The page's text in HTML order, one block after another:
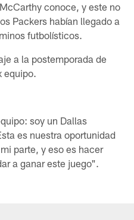
conoce, y este no
Packers habían llegado a
futbolísticos.
a la postemporada de
equipo.
soy un Dallas
es nuestra oportunidad
parte, y eso es hacer
a ganar este juego".